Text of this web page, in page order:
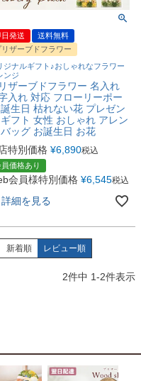
日発送
送料無料
リザーブドフラワー
ジナルギフト♪おしゃれなフラワー
ンジ
ザーブドフラワー 名入れ
入れ 対応 フローリーポー
生日 枯れない花 プレゼン
ギフト 女性 おしゃれ アレン
ッグ お誕生日 お花
特別価格 ¥6,890税込
員価格あり
会員様特別価格 ¥6,545税込
詳細を見る
新着順 レビュー順
2件中 1-2件表示